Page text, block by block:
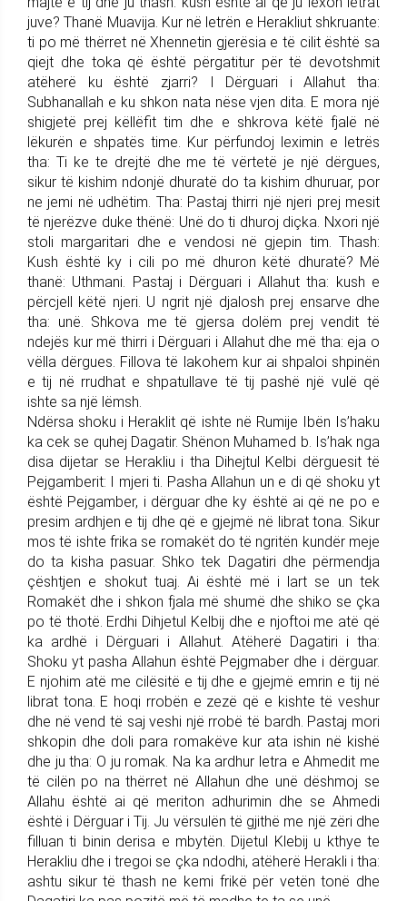
juve? Thanë Muavija. Kur në letrën e Herakliut shkruante:
ti po më thërret në Xhennetin gjerësia e të cilit është sa
qiejt dhe toka që është përgatitur për të devotshmit
atëherë ku është zjarri? I Dërguari i Allahut tha:
Subhanallah e ku shkon nata nëse vjen dita. E mora një
shigjetë prej këllëfit tim dhe e shkrova këtë fjalë në
lëkurën e shpatës time. Kur përfundoj leximin e letrës
tha: Ti ke te drejtë dhe me të vërtetë je një dërgues,
sikur të kishim ndonjë dhuratë do ta kishim dhuruar, por
ne jemi në udhëtim. Tha: Pastaj thirri një njeri prej mesit
të njerëzve duke thënë: Unë do ti dhuroj diçka. Nxori një
stoli margaritari dhe e vendosi në gjepin tim. Thash:
Kush është ky i cili po më dhuron këtë dhuratë? Më
thanë: Uthmani. Pastaj i Dërguari i Allahut tha: kush e
përcjell këtë njeri. U ngrit një djalosh prej ensarve dhe
tha: unë. Shkova me të gjersa dolëm prej vendit të
ndejës kur më thirri i Dërguari i Allahut dhe më tha: eja o
vëlla dërgues. Fillova të lakohem kur ai shpaloi shpinën
e tij në rrudhat e shpatullave të tij pashë një vulë që
ishte sa një lëmsh.
Ndërsa shoku i Heraklit që ishte në Rumije Ibën Is’haku
ka cek se quhej Dagatir. Shënon Muhamed b. Is’hak nga
disa dijetar se Herakliu i tha Dihejtul Kelbi dërguesit të
Pejgamberit: I mjeri ti. Pasha Allahun un e di që shoku yt
është Pejgamber, i dërguar dhe ky është ai që ne po e
presim ardhjen e tij dhe që e gjejmë në librat tona. Sikur
mos të ishte frika se romakët do të ngritën kundër meje
do ta kisha pasuar. Shko tek Dagatiri dhe përmendja
çështjen e shokut tuaj. Ai është më i lart se un tek
Romakët dhe i shkon fjala më shumë dhe shiko se çka
po të thotë. Erdhi Dihjetul Kelbij dhe e njoftoi me atë që
ka ardhë i Dërguari i Allahut. Atëherë Dagatiri i tha:
Shoku yt pasha Allahun është Pejgmaber dhe i dërguar.
E njohim atë me cilësitë e tij dhe e gjejmë emrin e tij në
librat tona. E hoqi rrobën e zezë që e kishte të veshur
dhe në vend të saj veshi një rrobë të bardh. Pastaj mori
shkopin dhe doli para romakëve kur ata ishin në kishë
dhe ju tha: O ju romak. Na ka ardhur letra e Ahmedit me
të cilën po na thërret në Allahun dhe unë dëshmoj se
Allahu është ai që meriton adhurimin dhe se Ahmedi
është i Dërguar i Tij. Ju vërsulën të gjithë me një zëri dhe
filluan ti binin derisa e mbytën. Dijetul Klebij u kthye te
Herakliu dhe i tregoi se çka ndodhi, atëherë Herakli i tha:
ashtu sikur të thash ne kemi frikë për vetën tonë dhe